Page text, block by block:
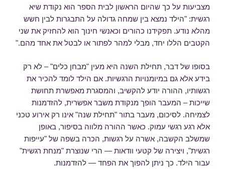
מצביעות על כך שהיום הראשון לבית הספר הוא נקודת שיא
רגשית: "הילד נמצא בין שמחה גדולה על התבגרות לבין חשש
מהלא נודע. תפקידנו כהורים וכאנשי חינוך הוא להחזיק את שני
הקטבים הללו יחד, מבלי למהר לפתור או לבטל את אחד מהם."
בסופו של דבר, תחילת השנה היא מעין "מבחן כלים" – לא רק
בידע אלא גם במיומנויות הרגשיות. אם הילד לומד להכיר את
רגשותיו, ההורה יודע להקשיב, והמסגרת מאפשרת תחושת
שייכות – המעבר הופך מנקודת משבר אפשרית, להזדמנות
לצמיחה. לסיכום, מעבר בתור "תחילת שנה" אינו רק אירוע טכני
אלא רגע רגשי עמוק. כאשר ההורה מלווה בסיפור, באופן
שמשלב הקשבה, אשרה על רגשות, הכרה בשפה של "עייפות
רגשית", ויצירה של קטעי וודאות — הרי שנוצרת "מנחת רגשית"
עבור הילד. כך ניתן להפוך את הפחד — להזדמנות.